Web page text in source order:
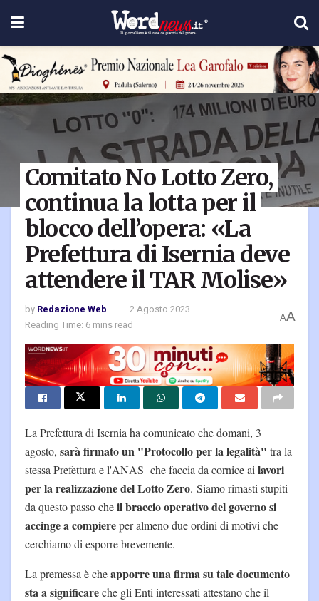
Comitato No Lotto Zero,
continua la lotta per il
blocco dell’opera: «La
Prefettura di Isernia deve
attendere il TAR Molise»
by Redazione Web
2 Agosto 2023
Reading Time: 6 mins read
AA
La Prefettura di Isernia ha comunicato che domani, 3
agosto, sarà firmato un "Protocollo per la legalità" tra la
stessa Prefettura e l'ANAS che faccia da cornice ai lavori
per la realizzazione del Lotto Zero. Siamo rimasti stupiti
da questo passo cheil braccio operativo del governo si
accinge a compiereper almeno due ordini di motivi che
cerchiamo di esporre brevemente.
La premessa è cheapporre una firma su tale documento
sta a significareche gli Enti interessati attestano che il